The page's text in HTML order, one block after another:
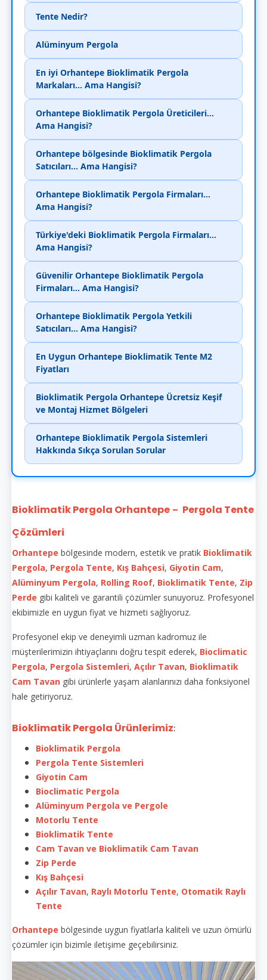
Tente Nedir?
Alüminyum Pergola
En iyi Orhantepe Bioklimatik Pergola
Markaları... Ama Hangisi?
Orhantepe Bioklimatik Pergola Üreticileri...
Ama Hangisi?
Orhantepe bölgesinde Bioklimatik Pergola
Satıcıları... Ama Hangisi?
Orhantepe Bioklimatik Pergola Firmaları...
Ama Hangisi?
Türkiye'deki Bioklimatik Pergola Firmaları...
Ama Hangisi?
Güvenilir Orhantepe Bioklimatik Pergola
Firmaları... Ama Hangisi?
Orhantepe Bioklimatik Pergola Yetkili
Satıcıları... Ama Hangisi?
En Uygun Orhantepe Bioklimatik Tente M2
Fiyatları
Bioklimatik Pergola Orhantepe Ücretsiz Keşif
ve Montaj Hizmet Bölgeleri
Orhantepe Bioklimatik Pergola Sistemleri
Hakkında Sıkça Sorulan Sorular
Bioklimatik Pergola Orhantepe – Pergola Tente
Çözümleri
Orhantepe bölgesinde modern, estetik ve pratik Bioklimatik
Pergola, Pergola Tente, Kış Bahçesi, Giyotin Cam,
Alüminyum Pergola, Rolling Roof, Bioklimatik Tente, Zip
Perde gibi kaliteli ve garantili çözümler sunuyoruz. Profesyonel
ekibimizle en uygun fiyat ve hizmeti sağlıyoruz.
Profesyonel ekip ve deneyimli uzman kadromuz ile
müşterilerimizin ihtiyaçlarını doğru tespit ederek, Bioclimatic
Pergola, Pergola Sistemleri, Açılır Tavan, Bioklimatik
Cam Tavan gibi ürünlerle yaşam alanlarınızı daha fonksiyonel
hale getiriyoruz.
Bioklimatik Pergola Ürünlerimiz:
Bioklimatik Pergola
Pergola Tente Sistemleri
Giyotin Cam
Bioclimatic Pergola
Alüminyum Pergola ve Pergole
Motorlu Tente
Bioklimatik Tente
Cam Tavan ve Bioklimatik Cam Tavan
Zip Perde
Kış Bahçesi
Açılır Tavan, Raylı Motorlu Tente, Otomatik Raylı
Tente
Orhantepe bölgesinde uygun fiyatlarla kaliteli ve uzun ömürlü
çözümler için bizimle iletişime geçebilirsiniz.